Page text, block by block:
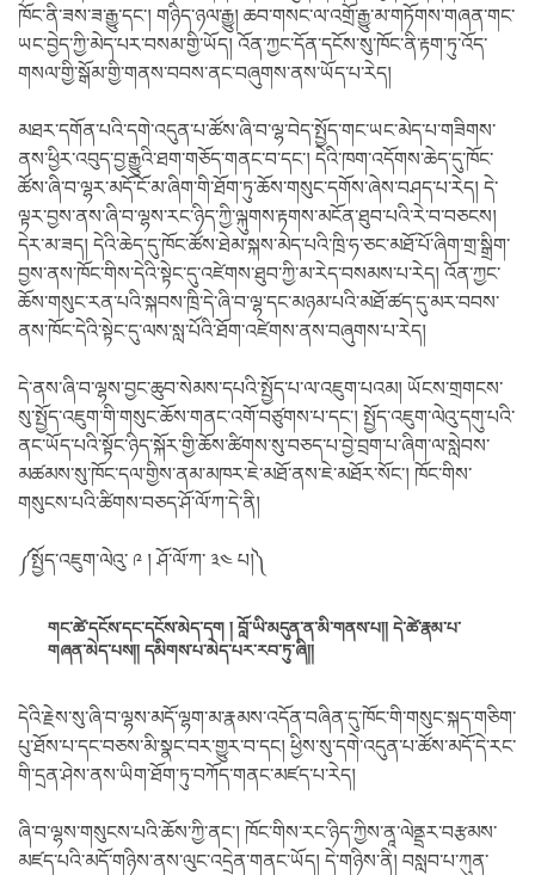
ཁོང་ནི་ཟས་ཟ་རྒྱུ་དང་། གཉིད་ཉལ་རྒྱུ། ཆབ་གསང་ལ་འགྲོ་རྒྱུ་མ་གཏོགས་གཞན་གང་
ཡང་བྱེད་ཀྱི་མེད་པར་བསམ་གྱི་ཡོད། འོན་ཀྱང་དོན་དངོས་སུ་ཁོང་ནི་རྟག་ཏུ་འོད་
གསལ་གྱི་སྒོམ་གྱི་གནས་བབས་ནང་བཞུགས་ནས་ཡོད་པ་རེད།
མཐར་དགོན་པའི་དགེ་འདུན་པ་ཚོས་ཞི་བ་ལྷ་བེད་སྤྱོད་གང་ཡང་མེད་པ་གཟིགས་
ནས་ཕྱིར་འབུད་བྱ་རྒྱུའི་ཐག་གཅོད་གནང་བ་དང་། དེའི་ཁག་འདོགས་ཆེད་དུ་ཁོང་
ཚོས་ཞི་བ་ལྷར་མདོ་ངོ་མ་ཞིག་གི་ཐོག་ཏུ་ཆོས་གསུང་དགོས་ཞེས་བཤད་པ་རེད། དེ་
ལྟར་བྱས་ནས་ཞི་བ་ལྷས་རང་ཉིད་ཀྱི་ལྐུགས་རྟགས་མངོན་ཐུབ་པའི་རེ་བ་བཅངས།
དེར་མ་ཟད། དེའི་ཆེད་དུ་ཁོང་ཚོས་ཐེམ་སྐས་མེད་པའི་ཁྲི་ཧ་ཅང་མཐོ་པོ་ཞིག་གྲ་སྒྲིག་
བྱས་ནས་ཁོང་གིས་དེའི་སྟེང་དུ་འཛེགས་ཐུབ་ཀྱི་མ་རེད་བསམས་པ་རེད། འོན་ཀྱང་
ཆོས་གསུང་རན་པའི་སྐབས་ཁྲི་དེ་ཞི་བ་ལྷ་དང་མཉམ་པའི་མཐོ་ཚད་དུ་མར་བབས་
ནས་ཁོང་དེའི་སྟེང་དུ་ལས་སླ་པོའི་ཐོག་འཛེགས་ནས་བཞུགས་པ་རེད།
དེ་ནས་ཞི་བ་ལྷས་བྱང་ཆུབ་སེམས་དཔའི་སྤྱོད་པ་ལ་འཇུག་པའམ། ཡོངས་གྲགངས་
སུ་སྤྱོད་འཇུག་གི་གསུང་ཆོས་གནང་འགོ་བཙུགས་པ་དང་། སྤྱོད་འཇུག་ལེའུ་དགུ་པའི་
ནང་ཡོད་པའི་སྟོང་ཉིད་སྐོར་གྱི་ཆོས་ཚིགས་སུ་བཅད་པ་བྱེ་བྲག་པ་ཞིག་ལ་སླེབས་
མཚམས་སུ་ཁོང་དལ་གྱིས་ནམ་མཁར་ཇེ་མཐོ་ནས་ཇེ་མཐོར་སོང་། ཁོང་གིས་
གསུངས་པའི་ཚིགས་བཅད་ཤོ་ལོ་ཀ་དེ་ནི།
༼སྤྱོད་འཇུག་ལེའུ་ ༩ ། ཤོ་ལོ་ཀ་ ༣༤ པ།༽
གང་ཚེ་དངོས་དང་དངོས་མེད་དག ། བློ་ཡི་མདུན་ན་མི་གནས་པ།། དེ་ཚེ་རྣམ་པ་
གཞན་མེད་པས།། དམིགས་པ་མེད་པར་རབ་ཏུ་ཞི།།
དེའི་རྗེས་སུ་ཞི་བ་ལྷས་མདོ་ལྷག་མ་རྣམས་འདོན་བཞིན་དུ་ཁོང་གི་གསུང་སྐད་གཅིག་
པུ་ཐོས་པ་དང་བཅས་མི་སྣང་བར་གྱུར་བ་དང། ཕྱིས་སུ་དགེ་འདུན་པ་ཚོས་མདོ་དེ་རང་
གི་དྲན་ཤེས་ནས་ཡིག་ཐོག་ཏུ་བཀོད་གནང་མཛད་པ་རེད།
ཞི་བ་ལྷས་གསུངས་པའི་ཆོས་ཀྱི་ནང་། ཁོང་གིས་རང་ཉིད་ཀྱིས་ནཱ་ལེནྡྲར་བརྩམས་
མཛད་པའི་མདོ་གཉིས་ནས་ལུང་འདྲེན་གནང་ཡོད། དེ་གཉིས་ནི། བསླབ་པ་ཀུན་